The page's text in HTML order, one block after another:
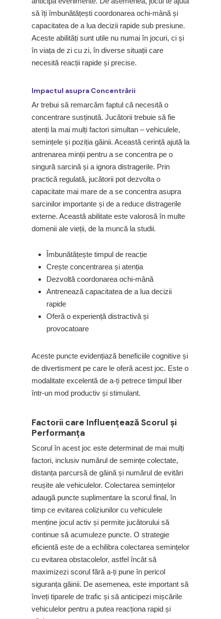
să îți îmbunătățești coordonarea ochi-mână și
capacitatea de a lua decizii rapide sub presiune.
Aceste abilități sunt utile nu numai în jocuri, ci și
în viața de zi cu zi, în diverse situații care
necesită reacții rapide și precise.
Impactul asupra Concentrării
Ar trebui să remarcăm faptul că necesită o
concentrare susținută. Jucătorii trebuie să fie
atenți la mai mulți factori simultan – vehiculele,
semințele și poziția găinii. Această cerință ajută la
antrenarea minții pentru a se concentra pe o
singură sarcină și a ignora distragerile. Prin
practică regulată, jucătorii pot dezvolta o
capacitate mai mare de a se concentra asupra
sarcinilor importante și de a reduce distragerile
externe. Această abilitate este valorosă în multe
domenii ale vieții, de la muncă la studii.
Îmbunătățește timpul de reacție
Crește concentrarea și atenția
Dezvoltă coordonarea ochi-mână
Antrenează capacitatea de a lua decizii
rapide
Oferă o experiență distractivă și
provocatoare
Aceste puncte evidențiază beneficiile cognitive și
de divertisment pe care le oferă acest joc. Este o
modalitate excelentă de a-ți petrece timpul liber
într-un mod productiv și stimulant.
Factorii care Influențează Scorul și
Performanța
Scorul în acest joc este determinat de mai mulți
factori, inclusiv numărul de semințe colectate,
distanța parcursă de găină și numărul de evitări
reușite ale vehiculelor. Colectarea semințelor
adaugă puncte suplimentare la scorul final, în
timp ce evitarea coliziunilor cu vehiculele
menține jocul activ și permite jucătorului să
continue să acumuleze puncte. O strategie
eficientă este de a echilibra colectarea semințelor
cu evitarea obstacolelor, astfel încât să
maximizezi scorul fără a-ți pune în pericol
siguranța găinii. De asemenea, este important să
înveți tiparele de trafic și să anticipezi mișcările
vehiculelor pentru a putea reacționa rapid și